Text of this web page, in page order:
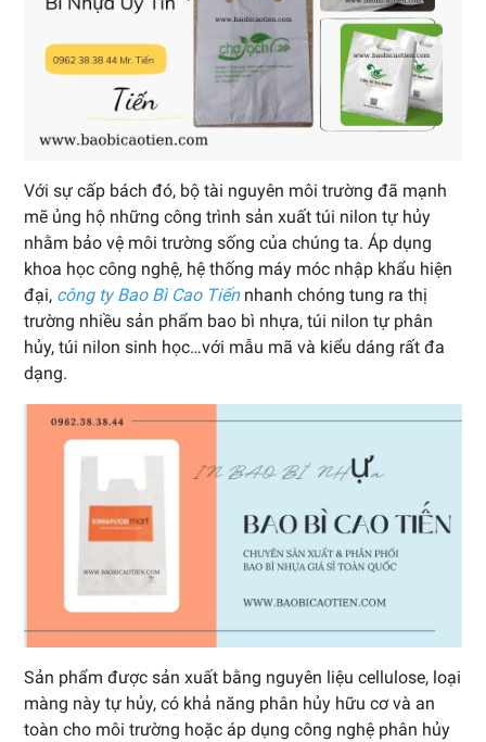
Với sự cấp bách đó, bộ tài nguyên môi trường đã mạnh
mẽ ủng hộ những công trình sản xuất túi nilon tự hủy
nhằm bảo vệ môi trường sống của chúng ta. Áp dụng
khoa học công nghệ, hệ thống máy móc nhập khẩu hiện
đại, công ty Bao Bì Cao Tiếnnhanh chóng tung ra thị
trường nhiều sản phẩm bao bì nhựa, túi nilon tự phân
hủy, túi nilon sinh học…với mẫu mã và kiểu dáng rất đa
dạng.
Sản phẩm được sản xuất bằng nguyên liệu cellulose, loại
màng này tự hủy, có khả năng phân hủy hữu cơ và an
toàn cho môi trường hoặc áp dụng công nghệ phân hủy